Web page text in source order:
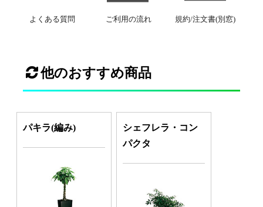
よくある質問 ご利用の流れ 規約/注文書(別窓)
他のおすすめ商品
パキラ(編み)
シェフレラ・コン
パクタ